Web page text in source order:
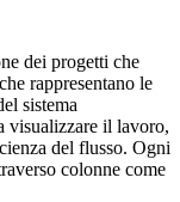
dei progetti che
rappresentano le
sistema
visualizzare il lavoro,
del flusso. Ogni
colonne come